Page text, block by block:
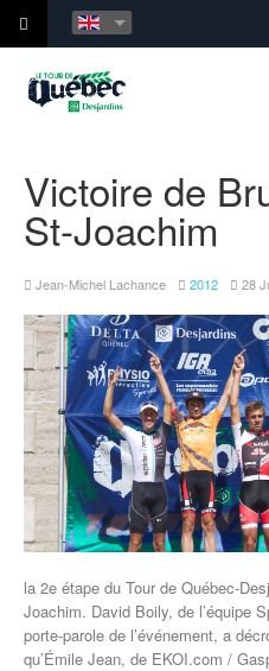
Victoire de
St-Joachim
Jean-Michel Lachance 2012 28
la 2e étape du Tour de Québec-
Joachim. David Boily, de l’équipe
porte-parole de l’événement, a
qu’Émile Jean, de EKOI.com /